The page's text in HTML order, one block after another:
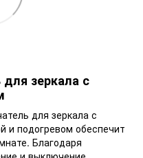
зеркала с
для зеркала с
и подогревом обеспечит
Благодаря